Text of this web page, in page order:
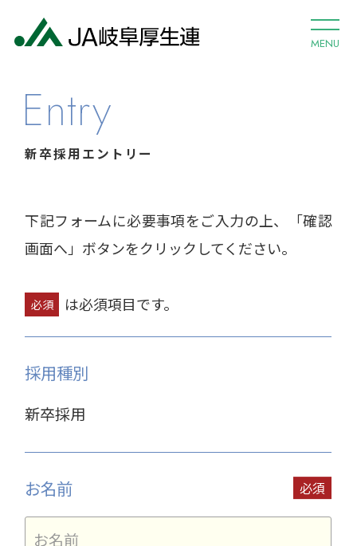
Entry
新卒採用エントリー
下記フォームに必要事項をご入力の上、「確認
画面へ」ボタンをクリックしてください。
必須 は必須項目です。
採用種別
新卒採用
お名前
MENU